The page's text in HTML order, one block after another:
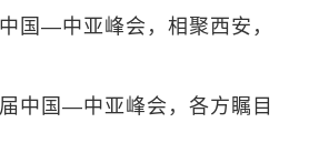
国—中亚峰会，相聚西安，
中国—中亚峰会，各方瞩目